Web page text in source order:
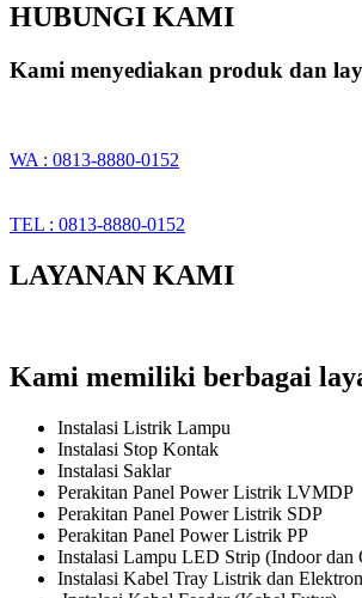
HUBUNGI KAMI
Kami menyediakan produk dan
WA : 0813-8880-0152
TEL : 0813-8880-0152
LAYANAN KAMI
Kami memiliki berbagai
Instalasi Listrik Lampu
Instalasi Stop Kontak
Instalasi Saklar
Perakitan Panel Power Listrik LVMDP
Perakitan Panel Power Listrik SDP
Perakitan Panel Power Listrik PP
Instalasi Lampu LED Strip (Indoor dan
Instalasi Kabel Tray Listrik dan